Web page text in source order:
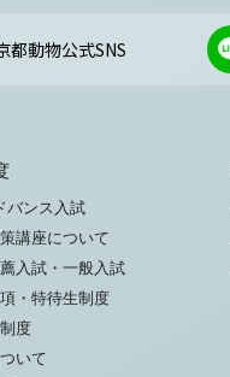
都動物公式SNS
バンス入試
講座について
入試・一般入試
・特待生制度
度
いて